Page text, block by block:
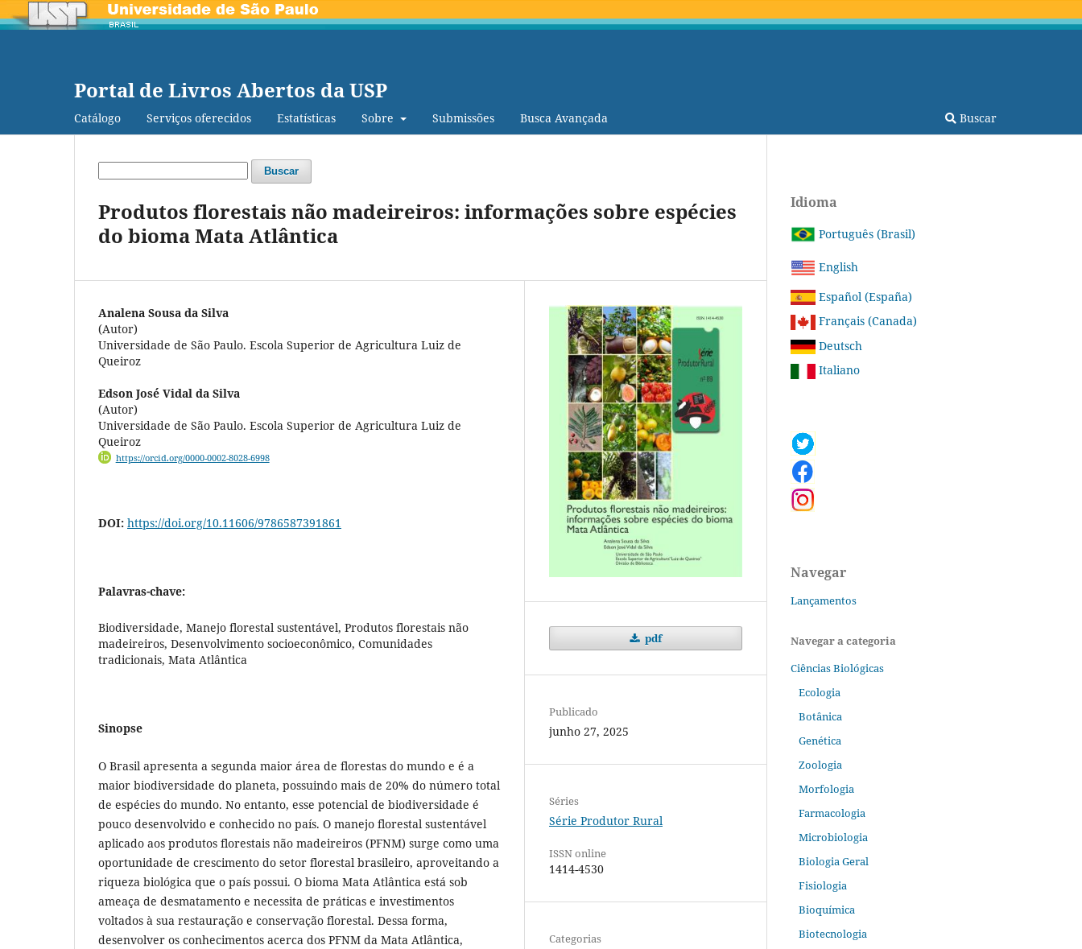
Portal de Livros Abertos da USP
Catálogo Serviços oferecidos Estatísticas Sobre Submissões Busca Avançada Buscar
Buscar
Produtos florestais não madeireiros: informações sobre espécies
do bioma Mata Atlântica
Analena Sousa da Silva
(Autor)
Universidade de São Paulo. Escola Superior de Agricultura Luiz de
Queiroz
Edson José Vidal da Silva
(Autor)
Universidade de São Paulo. Escola Superior de Agricultura Luiz de
Queiroz
https://orcid.org/0000-0002-8028-6998
DOI: https://doi.org/10.11606/9786587391861
Palavras-chave:
Biodiversidade, Manejo florestal sustentável, Produtos florestais não
madeireiros, Desenvolvimento socioeconômico, Comunidades
tradicionais, Mata Atlântica
Sinopse
O Brasil apresenta a segunda maior área de florestas do mundo e é a
maior biodiversidade do planeta, possuindo mais de 20% do número total
de espécies do mundo. No entanto, esse potencial de biodiversidade é
pouco desenvolvido e conhecido no país. O manejo florestal sustentável
aplicado aos produtos florestais não madeireiros (PFNM) surge como uma
oportunidade de crescimento do setor florestal brasileiro, aproveitando a
riqueza biológica que o país possui. O bioma Mata Atlântica está sob
ameaça de desmatamento e necessita de práticas e investimentos
voltados à sua restauração e conservação florestal. Dessa forma,
desenvolver os conhecimentos acerca dos PFNM da Mata Atlântica,
pdf
Publicado
junho 27, 2025
Séries
Série Produtor Rural
ISSN online
1414-4530
Categorias
Idioma
Português (Brasil)
English
Español (España)
Français (Canada)
Deutsch
Italiano
Navegar
Lançamentos
Navegar a categoria
Ciências Biológicas
Ecologia
Botânica
Genética
Zoologia
Morfologia
Farmacologia
Microbiologia
Biologia Geral
Fisiologia
Bioquímica
Biotecnologia